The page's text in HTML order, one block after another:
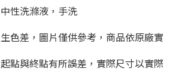
性洗滌液，手洗
色差，圖片僅供參考，商品依原廠實
點與終點有所誤差，實際尺寸以實際